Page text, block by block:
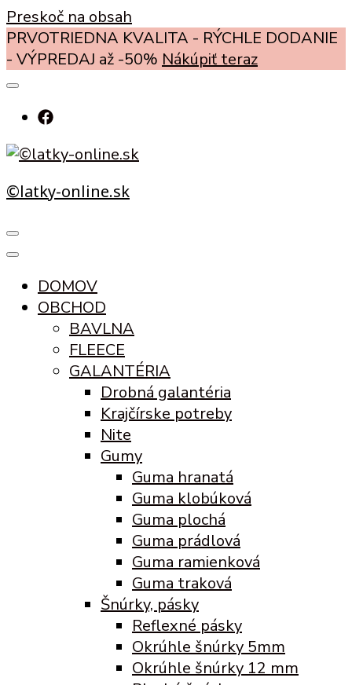
Preskoč na obsah
PRVOTRIEDNA KVALITA - RÝCHLE DODANIE
- VÝPREDAJ až -50% Nákúpiť teraz
©latky-online.sk
DOMOV
OBCHOD
BAVLNA
FLEECE
GALANTÉRIA
Drobná galantéria
Krajčírske potreby
Nite
Gumy
Guma hranatá
Guma klobúková
Guma plochá
Guma prádlová
Guma ramienková
Guma traková
Šnúrky, pásky
Reflexné pásky
Okrúhle šnúrky 5mm
Okrúhle šnúrky 12 mm